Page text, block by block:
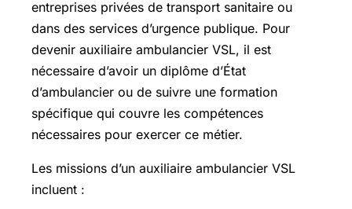
entreprises privées de transport sanitaire ou
dans des services d’urgence publique. Pour
devenir auxiliaire ambulancier VSL, il est
nécessaire d’avoir un diplôme d’État
d’ambulancier ou de suivre une formation
spécifique qui couvre les compétences
nécessaires pour exercer ce métier.
Les missions d’un auxiliaire ambulancier VSL
incluent :